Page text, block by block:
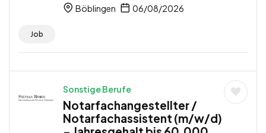
Böblingen 06/08/2026
Job
Sonstige Berufe
Notarfachangestellter /
Notarfachassistent (m/w/d)